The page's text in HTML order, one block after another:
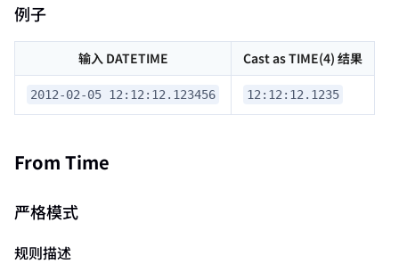
例子
输入 DATETIME Cast as TIME(4) 结果
2012-02-05 12:12:12.123456 12:12:12.1235
From Time
严格模式
规则描述